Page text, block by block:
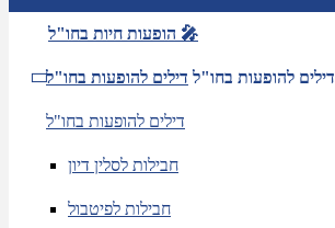
הופעות חיות בחו"ל 🎤
דילים להופעות בחו"ל דילים להופעות בחו"ל
דילים להופעות בחו"ל
חבילות לסלין דיון
חבילות לפיטבול